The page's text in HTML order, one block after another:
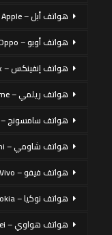
هواتف أبل – Apple
هواتف أوبو – Oppo
هواتف إنفينكس – Infinix
هواتف ريلمي – Realme
هواتف سامسونج – Samsung
هواتف شاومي – Xiaomi
هواتف فيفو – Vivo
هواتف نوكيا – Nokia
هواتف هواوي – Huawei